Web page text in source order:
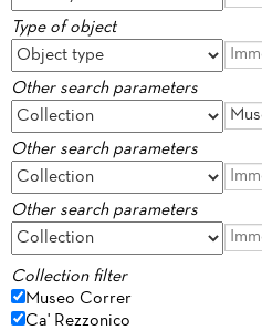
Type of object
Other search parameters
Other search parameters
Other search parameters
Collection filter
Museo Correr
Ca' Rezzonico